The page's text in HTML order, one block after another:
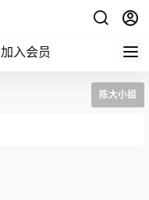
加入会员
陈大小姐